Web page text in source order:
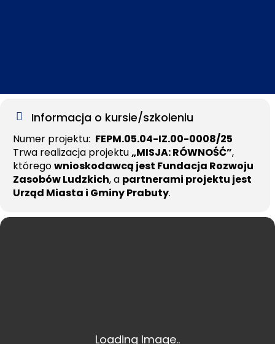
Informacja o kursie/szkoleniu
Numer projektu: FEPM.05.04-IZ.00-0008/25
Trwa realizacja projektu„MISJA: RÓWNOŚĆ”,
któregownioskodawcą jest Fundacja Rozwoju
Zasobów Ludzkich, a partnerami projektu jest
Urząd Miasta i Gminy Prabuty.